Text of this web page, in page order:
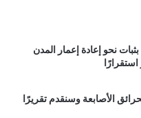
نحو إعادة إعمار المدن
الأصابعة وسنقدم تقريرًا